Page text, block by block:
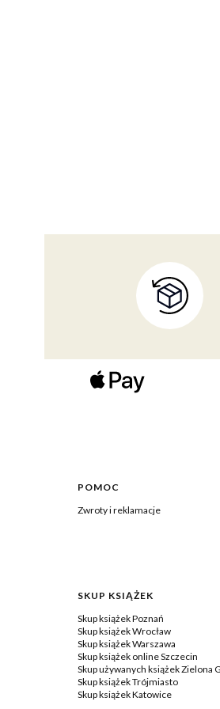
Linki w stopce
POMOC
Zwroty i reklamacje
SKUP KSIĄŻEK
Skup książek Poznań
Skup książek Wrocław
Skup książek Warszawa
Skup książek online Szczecin
Skup używanych książek Zielona
Skup książek Trójmiasto
Skup książek Katowice